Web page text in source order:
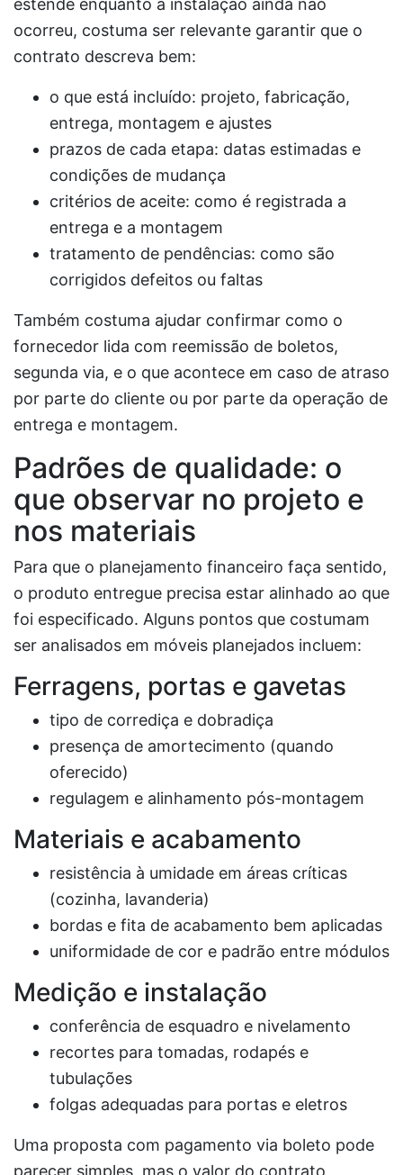
estende enquanto a instalação ainda não
ocorreu, costuma ser relevante garantir que o
contrato descreva bem:
o que está incluído: projeto, fabricação,
entrega, montagem e ajustes
prazos de cada etapa: datas estimadas e
condições de mudança
critérios de aceite: como é registrada a
entrega e a montagem
tratamento de pendências: como são
corrigidos defeitos ou faltas
Também costuma ajudar confirmar como o
fornecedor lida com reemissão de boletos,
segunda via, e o que acontece em caso de atraso
por parte do cliente ou por parte da operação de
entrega e montagem.
Padrões de qualidade: o
que observar no projeto e
nos materiais
Para que o planejamento financeiro faça sentido,
o produto entregue precisa estar alinhado ao que
foi especificado. Alguns pontos que costumam
ser analisados em móveis planejados incluem:
Ferragens, portas e gavetas
tipo de corrediça e dobradiça
presença de amortecimento (quando
oferecido)
regulagem e alinhamento pós-montagem
Materiais e acabamento
resistência à umidade em áreas críticas
(cozinha, lavanderia)
bordas e fita de acabamento bem aplicadas
uniformidade de cor e padrão entre módulos
Medição e instalação
conferência de esquadro e nivelamento
recortes para tomadas, rodapés e
tubulações
folgas adequadas para portas e eletros
Uma proposta com pagamento via boleto pode
parecer simples, mas o valor do contrato